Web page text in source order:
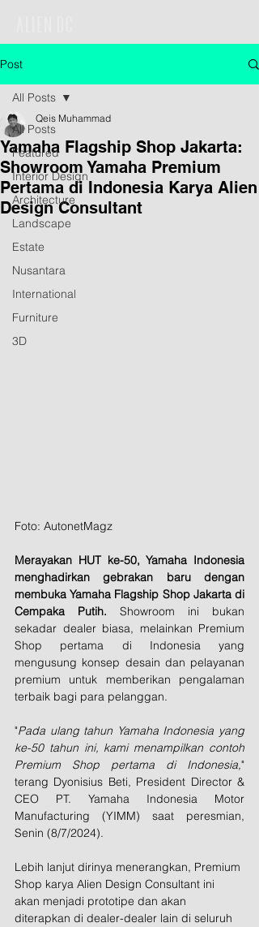
Post
All Posts
Featured
Interior Design
Architecture
Landscape
Estate
Nusantara
International
Furniture
3D
All Posts
Yamaha Flagship Shop Jakarta:
Showroom Yamaha Premium
Pertama di Indonesia Karya Alien
Design Consultant
Qeis Muhammad
Foto: AutonetMagz
Merayakan HUT ke-50, Yamaha Indonesia
menghadirkan gebrakan baru dengan
membuka Yamaha Flagship Shop Jakarta di
Cempaka Putih. Showroom ini bukan
sekadar dealer biasa, melainkan Premium
Shop pertama di Indonesia yang
mengusung konsep desain dan pelayanan
premium untuk memberikan pengalaman
terbaik bagi para pelanggan.
"Pada ulang tahun Yamaha Indonesia yang
ke-50 tahun ini, kami menampilkan contoh
Premium Shop pertama di Indonesia,"
terang Dyonisius Beti, President Director &
CEO PT. Yamaha Indonesia Motor
Manufacturing (YIMM) saat peresmian,
Senin (8/7/2024).
Lebih lanjut dirinya menerangkan, Premium
Shop karya Alien Design Consultant ini
akan menjadi prototipe dan akan
diterapkan di dealer-dealer lain di seluruh